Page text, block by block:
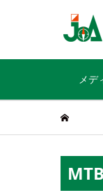
メデ